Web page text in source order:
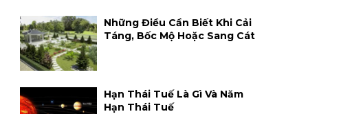
Những Điều Cần Biết Khi Cải
Táng, Bốc Mộ Hoặc Sang Cát
Hạn Thái Tuế Là Gì Và Năm
Hạn Thái Tuế